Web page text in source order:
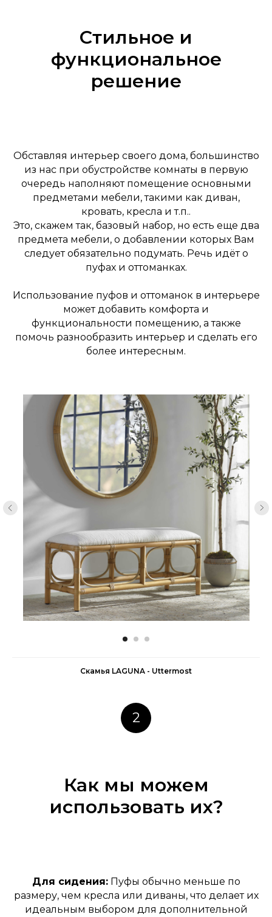
Стильное и
функциональное
решение
Обставляя интерьер своего дома, большинство
из нас при обустройстве комнаты в первую
очередь наполняют помещение основными
предметами мебели, такими как диван,
кровать, кресла и т.п..
Это, скажем так, базовый набор, но есть еще два
предмета мебели, о добавлении которых Вам
следует обязательно подумать. Речь идёт о
пуфах и оттоманках.
Использование пуфов и оттоманок в интерьере
может добавить комфорта и
функциональности помещению, а также
помочь разнообразить интерьер и сделать его
более интересным.
Скамья LAGUNA - Uttermost
2
Как мы можем
использовать их?
Для сидения:Пуфы обычно меньше по
размеру, чем кресла или диваны, что делает их
идеальным выбором для дополнительной